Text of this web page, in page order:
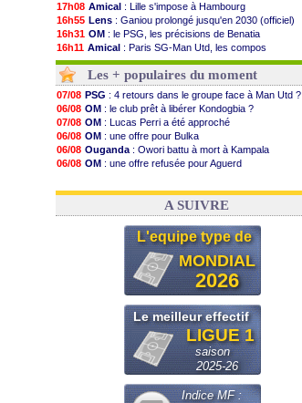
17h08 Amical : Lille s'impose à Hambourg
16h55 Lens : Ganiou prolongé jusqu'en 2030 (officiel)
16h31 OM : le PSG, les précisions de Benatia
16h11 Amical : Paris SG-Man Utd, les compos
16h06 Amical: Chelsea corrige l'AC Milan
15h48
Argentine: Messi perd son papa
15h41 Amical: l'Inter s'offre la Juventus
15h21
Atletico: Almada rejoint River Plate (off.)
15h14
Monaco: Camara a la cote en Angleterre
14h59
Amical: encore une défaite pour Strasbourg
14h43
OM : la piste Goore en attaque
14h14
PSG: ça négocie avec le Barça pour Torres
13h59
Amical: Rennes s'incline contre Brentford
13h48 Amical: Le Mans concède un nul
: Mourinho durcit les règles
: Toulouse s'incline lourdement
: Benatia et la "médiocrité" dans le club
Newcastle
: Guimarães, le club se défend
: la 1ère journée à suivre en DIRECT !
Voir les brèves précédentes
Les + populaires du moment
07/08 PSG : 4 retours dans le groupe face à Man Utd ?
06/08 OM : le club prêt à libérer Kondogbia ?
07/08 OM : Lucas Perri a été approché
06/08 OM : une offre pour Bulka
06/08 Ouganda : Owori battu à mort à Kampala
06/08 OM : une offre refusée pour Aguerd
07/08 OM: B. Genesio - "ce n'est pas idéal"
A SUIVRE
L'equipe type de
MONDIAL
2026
Le meilleur effectif
LIGUE 1
saison
2025-26
Indice MF :